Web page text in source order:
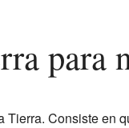
para
Consiste en